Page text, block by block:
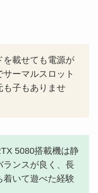
を載せても電源が
ーマルスロット
も子もありませ
5080搭載機は静
ランスが良く、長
着いて遊べた経験